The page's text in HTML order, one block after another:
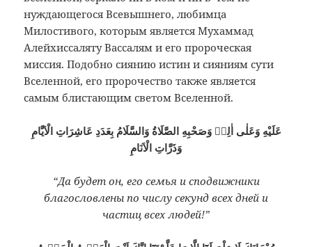
нуждающегося Всевышнего, любимца
Милостивого, которым является Мухаммад
Алейхиссаляту Вассалям и его пророческая
миссия. Подобно сиянию истин и сияниям сути
Вселенной, его пророчество также является
самым блистающим светом Вселенной.
عَلَيْهِ وَعَلٰى اٰلِهٖ وَصَحْبِهِ الصَّلَاةُ وَالسَّلَامُ بِعَدَدِ عَاشِرَاتِ الْاَيَّامِ
وَذَرَّاتِ الْاَنَامِ
“Да будет он, его семья и сподвижники
благословлены по числу секунд всех дней и
частиц всех людей!”